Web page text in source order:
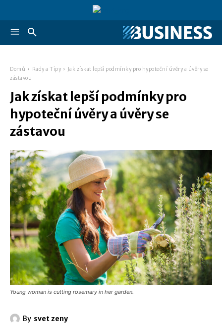
Domů Rady a Tipy
Jak získat lepší podmínky pro hypoteční úvěry a úvěry se
zástavou
Jak získat lepší podmínky pro
hypoteční úvěry a úvěry se
zástavou
Young woman is cutting rosemary in her garden.
By svet zeny